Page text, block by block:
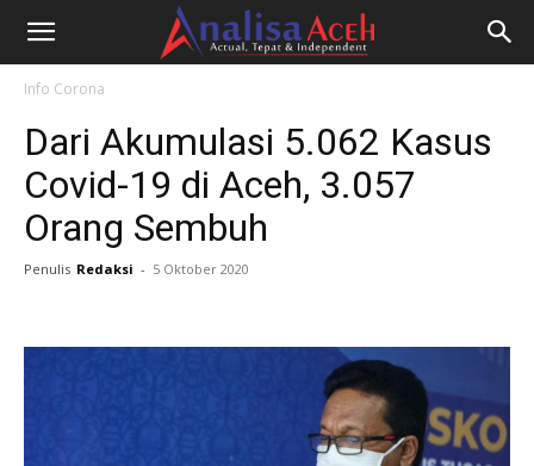
Info Corona
Dari Akumulasi 5.062 Kasus
Covid-19 di Aceh, 3.057
Orang Sembuh
Penulis Redaksi - 5 Oktober 2020